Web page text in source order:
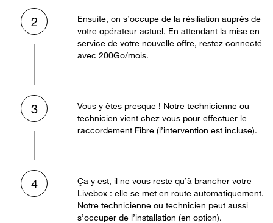
2
Ensuite, on s’occupe de la résiliation auprès de
votre opérateur actuel. En attendant la mise en
service de votre nouvelle offre, restez connecté
avec 200Go/mois.
3
Vous y êtes presque ! Notre technicienne ou
technicien vient chez vous pour effectuer le
raccordement Fibre (l’intervention est incluse).
4
Ça y est, il ne vous reste qu’à brancher votre
Livebox : elle se met en route automatiquement.
Notre technicienne ou technicien peut aussi
s’occuper de l’installation (en option).